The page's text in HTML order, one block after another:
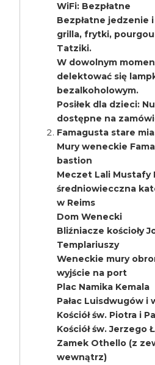
WiFi: Bezpłatne
Bezpłatne jedzenie
grilla, frytki,
Tatziki.
W dowolnym
delektować się
bezalkoholowym.
Posiłek dla dzieci:
dostępne na
Famagusta stare
Mury weneckie
bastion
Meczet Lali Mustafy
średniowiecczna
w Reims
Dom Wenecki
Bliźniacze kościoły
Templariuszy
Weneckie mury
wyjście na port
Plac Namika Kemala
Pałac Luisdwugów
Kościół św. Piotra i
Kościół św. Jerzego
Zamek Othello (z
wewnątrz)